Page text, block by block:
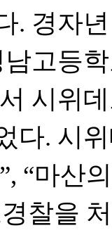
. 경자
고등
시위
다. 시
“마산
경찰을